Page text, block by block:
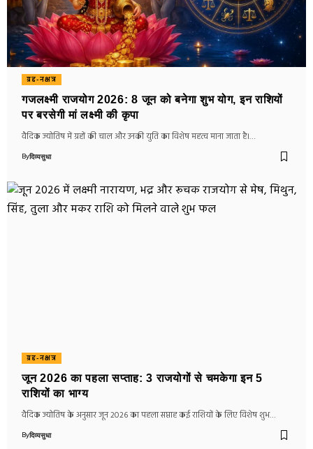
ग्रह-नक्षत्र
गजलक्ष्मी राजयोग 2026: 8 जून को बनेगा शुभ योग, इन राशियों
पर बरसेगी मां लक्ष्मी की कृपा
वैदिक ज्योतिष में ग्रहों की चाल और उनकी युति का विशेष महत्व माना जाता है।…
Byदिव्यसुधा
ग्रह-नक्षत्र
जून 2026 का पहला सप्ताह: 3 राजयोगों से चमकेगा इन 5
राशियों का भाग्य
वैदिक ज्योतिष के अनुसार जून 2026 का पहला सप्ताह कई राशियों के लिए विशेष शुभ…
Byदिव्यसुधा